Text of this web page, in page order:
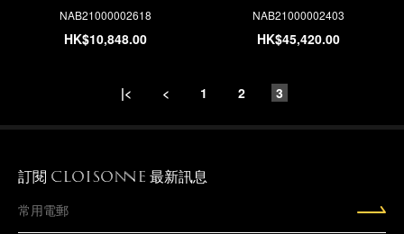
NAB21000002618
HK$10,848.00
NAB21000002403
HK$45,420.00
|< < 1 2 3
訂閱 CLOISONNE 最新訊息